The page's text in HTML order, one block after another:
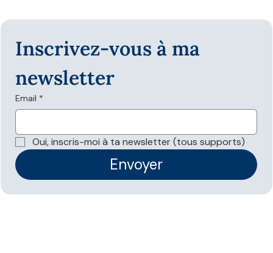
nécessaires pour apparaître dans les
réponses IA ?
Inscrivez-vous à ma
newsletter
Email *
Oui, inscris-moi à ta newsletter (tous supports)
Envoyer